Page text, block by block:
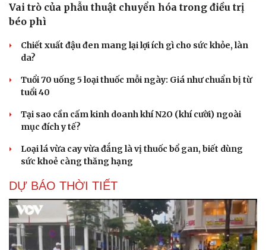
Cải chính
Vai trò của phẫu thuật chuyển hóa trong điều trị
béo phì
Chiết xuất đậu đen mang lại lợi ích gì cho sức khỏe, làn
da?
Tuổi 70 uống 5 loại thuốc mỗi ngày: Giá như chuẩn bị từ
tuổi 40
Tại sao cần cấm kinh doanh khí N2O (khí cười) ngoài
mục đích y tế?
Loại lá vừa cay vừa đắng là vị thuốc bổ gan, biết dùng
sức khoẻ càng thăng hạng
DỰ BÁO THỜI TIẾT